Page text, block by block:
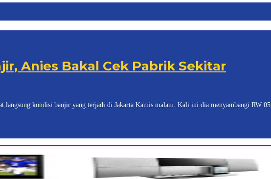
Anies Bakal Cek Pabrik Sekitar
langsung kondisi banjir yang terjadi di Jakarta Kamis malam. Kali ini dia menyambangi RW 05